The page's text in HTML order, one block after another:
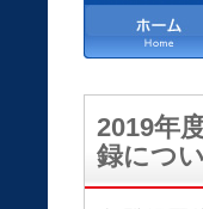
2019年
録につ